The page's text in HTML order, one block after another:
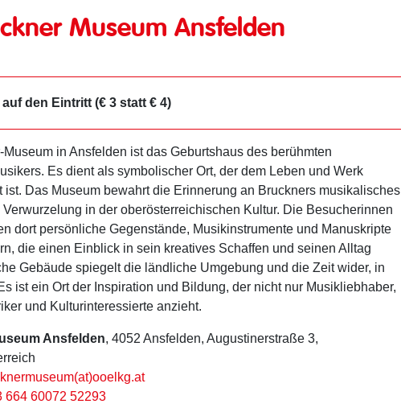
Museum Ansfelden
den Eintritt (€ 3 statt € 4)
Museum in Ansfelden ist das Geburtshaus des berühmten
Es dient als symbolischer Ort, der dem Leben und Werk
ist. Das Museum bewahrt die Erinnerung an Bruckners musikalisches
in der oberösterreichischen Kultur. Die Besucherinnen
dort persönliche Gegenstände, Musikinstrumente und Manuskripte
die einen Einblick in sein kreatives Schaffen und seinen Alltag
Gebäude spiegelt die ländliche Umgebung und die Zeit wider, in
ist ein Ort der Inspiration und Bildung, der nicht nur Musikliebhaber,
und Kulturinteressierte anzieht.
Ansfelden, 4052 Ansfelden, Augustinerstraße 3,
664 60072 52293